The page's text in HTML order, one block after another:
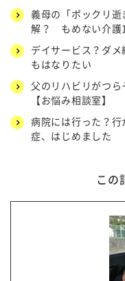
義母の「ポックリ
解？ もめない介護
デイサービス？ダ
もはなりたい
父のリハビリがつ
【お悩み相談室】
病院には行った？
症、はじめました
この